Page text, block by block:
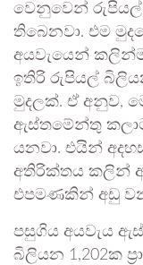
වෙනුවෙන් රුපියල්
තිබෙනවා. එම
අයවැයෙන්
ඉතිරි රුපියල්
මුදලක්. ඒ අනුව,
ඇස්තමේන්තු
යනවා. එයින්
අතිරික්තය කලින්
එපමණකින් අඩු
පසුගිය අයවැය
බිලියන 1,202ක